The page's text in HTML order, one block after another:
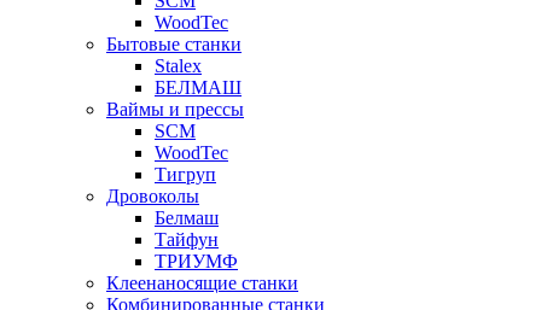
WoodTec
Бытовые станки
Stalex
БЕЛМАШ
Ваймы и прессы
SCM
WoodTec
Тигруп
Дровоколы
Белмаш
Тайфун
ТРИУМФ
Клеенаносящие станки
Комбинированные станки